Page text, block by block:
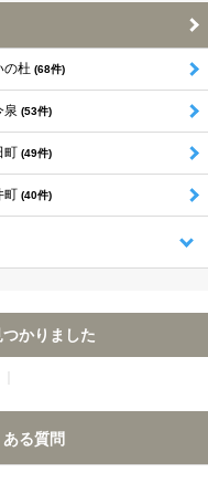
の杜 (68件)
泉 (53件)
(49件)
(40件)
かりました
る質問